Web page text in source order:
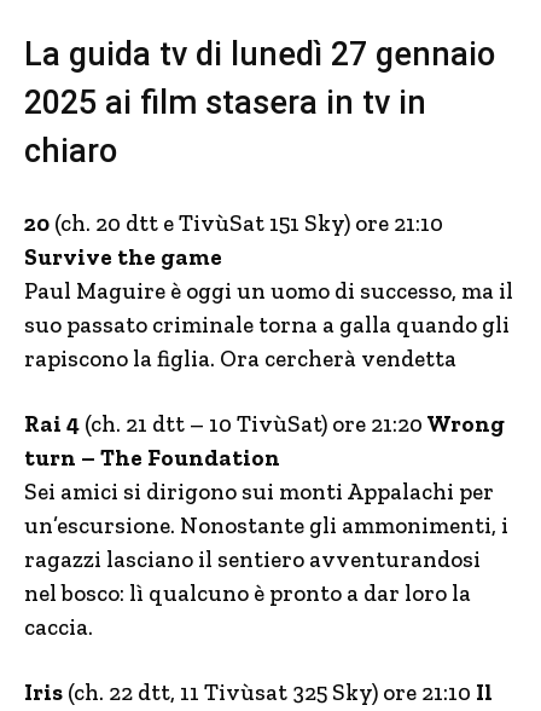
La guida tv di lunedì 27 gennaio
2025 ai film stasera in tv in
chiaro
20 (ch. 20 dtt e TivùSat 151 Sky) ore 21:10
Survive the game
Paul Maguire è oggi un uomo di successo, ma il
suo passato criminale torna a galla quando gli
rapiscono la figlia. Ora cercherà vendetta
Rai 4 (ch. 21 dtt – 10 TivùSat) ore 21:20 Wrong
turn – The Foundation
Sei amici si dirigono sui monti Appalachi per
un’escursione. Nonostante gli ammonimenti, i
ragazzi lasciano il sentiero avventurandosi
nel bosco: lì qualcuno è pronto a dar loro la
caccia.
Iris (ch. 22 dtt, 11 Tivùsat 325 Sky) ore 21:10 Il